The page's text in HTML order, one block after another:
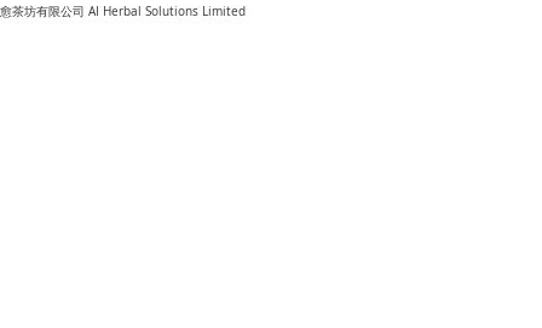
​愈茶坊有限公司 AI Herbal Solutions Limited